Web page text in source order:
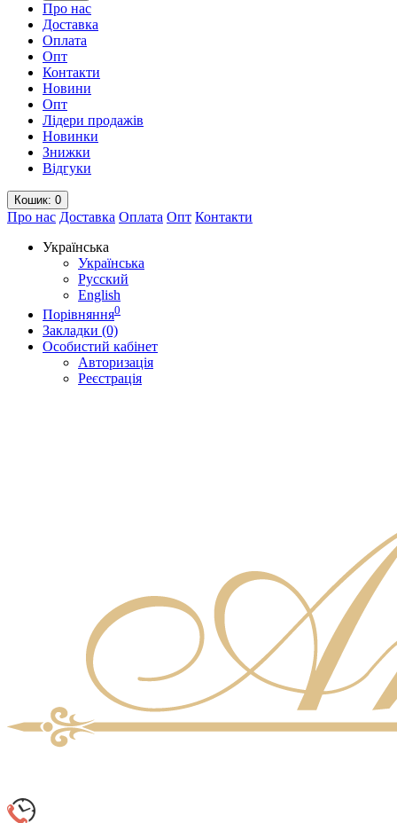
Про нас
Доставка
Оплата
Опт
Контакти
Новини
Опт
Лідери продажів
Новинки
Знижки
Відгуки
Кошик: 0
Про нас Доставка Оплата Опт Контакти
Українська
Українська
Русский
English
Порівняння0
Закладки (0)
Особистий кабінет
Авторизація
Реєстрація